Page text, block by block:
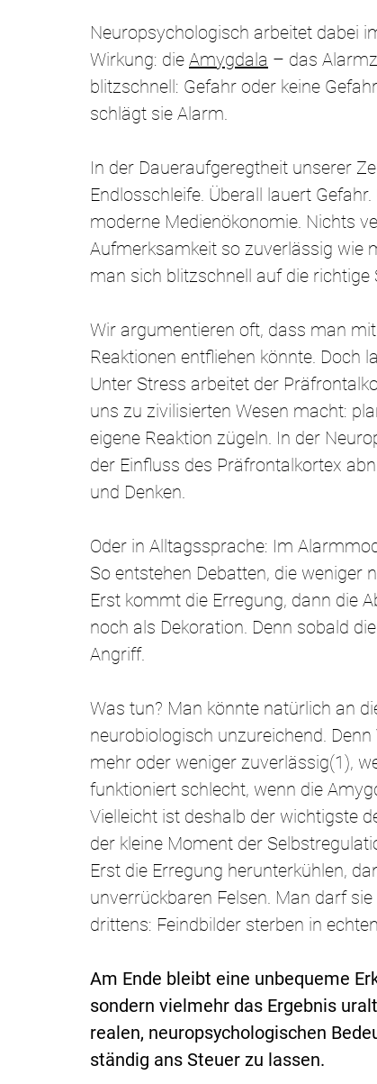
Neuropsychologisch arbeitet dabei
Wirkung: die Amygdala – das
blitzschnell: Gefahr oder keine
schlägt sie Alarm.
In der Daueraufgeregtheit unserer
Endlosschleife. Überall lauert
moderne Medienökonomie. Nichts
Aufmerksamkeit so zuverlässig wie
man sich blitzschnell auf die richtige
Wir argumentieren oft, dass man
Reaktionen entfliehen könnte. Doch
Unter Stress arbeitet der
uns zu zivilisierten Wesen macht:
eigene Reaktion zügeln. In der
der Einfluss des Präfrontalkortex
und Denken.
Oder in Alltagssprache: Im
So entstehen Debatten, die weniger
Erst kommt die Erregung, dann die
noch als Dekoration. Denn sobald
Angriff.
Was tun? Man könnte natürlich an
neurobiologisch unzureichend.
mehr oder weniger zuverlässig(1),
funktioniert schlecht, wenn die
Vielleicht ist deshalb der wichtigste
der kleine Moment der
Erst die Erregung herunterkühlen,
unverrückbaren Felsen. Man darf
drittens: Feindbilder sterben in
Am Ende bleibt eine unbequeme
sondern vielmehr das Ergebnis
realen, neuropsychologischen
ständig ans Steuer zu lassen.